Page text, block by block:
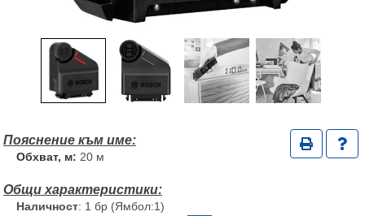
Обхват, м: 20 м
Наличност: 1 бр (Ямбол:1)